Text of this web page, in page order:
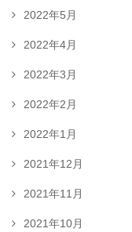
2022年5月
2022年4月
2022年3月
2022年2月
2022年1月
2021年12月
2021年11月
2021年10月